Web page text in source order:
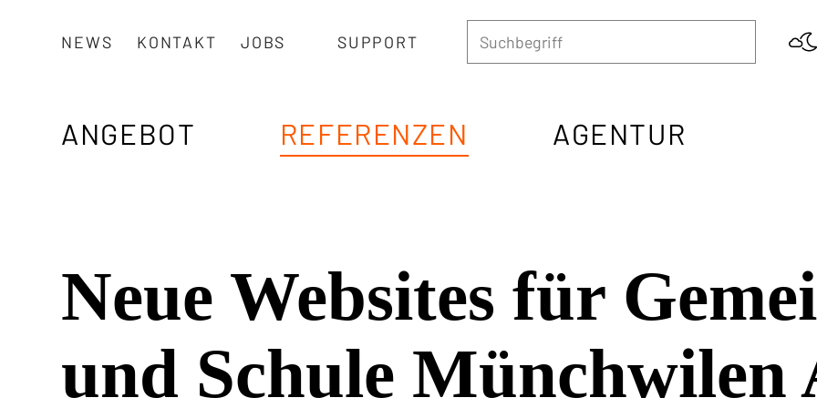
Navigieren in backslash AG
Metanavigation
NEWS KONTAKT JOBS SUPPORT
SUCHBEGRIFF
Suche
Hauptnavigation
ANGEBOT REFERENZEN AGENTUR
Neue Websites für
und Schule Münchwilen